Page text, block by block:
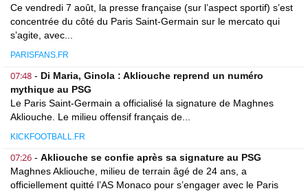
Ce vendredi 7 août, la presse française (sur l’aspect sportif) s’est
concentrée du côté du Paris Saint-Germain sur le mercato qui
s’agite, avec...
PARISFANS.FR
07:48 - Di Maria, Ginola : Akliouche reprend un numéro
mythique au PSG
Le Paris Saint-Germain a officialisé la signature de Maghnes
Akliouche. Le milieu offensif français de...
KICKFOOTBALL.FR
07:26 - Akliouche se confie après sa signature au PSG
Maghnes Akliouche, milieu de terrain âgé de 24 ans, a
officiellement quitté l’AS Monaco pour s’engager avec le Paris